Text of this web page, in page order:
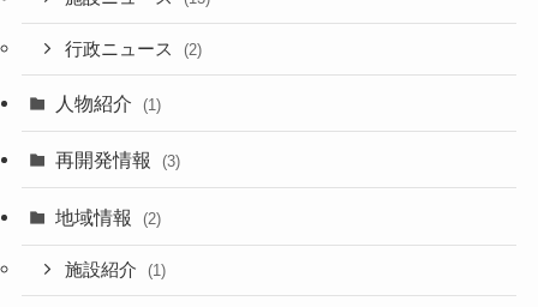
行政ニュース (2)
人物紹介 (1)
再開発情報 (3)
地域情報 (2)
施設紹介 (1)